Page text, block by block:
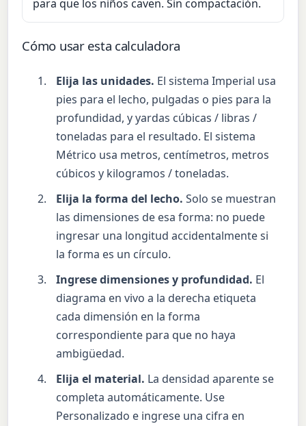
para que los niños caven. Sin compactación.
Cómo usar esta calculadora
Elija las unidades. El sistema Imperial usa
pies para el lecho, pulgadas o pies para la
profundidad, y yardas cúbicas / libras /
toneladas para el resultado. El sistema
Métrico usa metros, centímetros, metros
cúbicos y kilogramos / toneladas.
Elija la forma del lecho. Solo se muestran
las dimensiones de esa forma: no puede
ingresar una longitud accidentalmente si
la forma es un círculo.
Ingrese dimensiones y profundidad. El
diagrama en vivo a la derecha etiqueta
cada dimensión en la forma
correspondiente para que no haya
ambigüedad.
Elija el material. La densidad aparente se
completa automáticamente. Use
Personalizado e ingrese una cifra en